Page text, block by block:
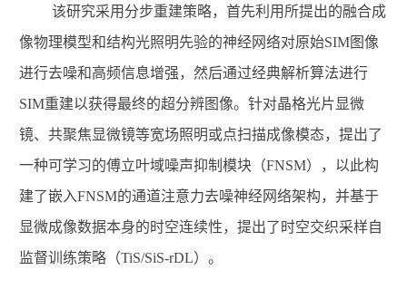
该研究采用分步重建策略，首先利用所提出的融合成
像物理模型和结构光照明先验的神经网络对原始SIM图像
进行去噪和高频信息增强，然后通过经典解析算法进行
SIM重建以获得最终的超分辨图像。针对晶格光片显微
镜、共聚焦显微镜等宽场照明或点扫描成像模态，提出了
一种可学习的傅立叶域噪声抑制模块（FNSM），以此构
建了嵌入FNSM的通道注意力去噪神经网络架构，并基于
显微成像数据本身的时空连续性，提出了时空交织采样自
监督训练策略（TiS/SiS-rDL）。